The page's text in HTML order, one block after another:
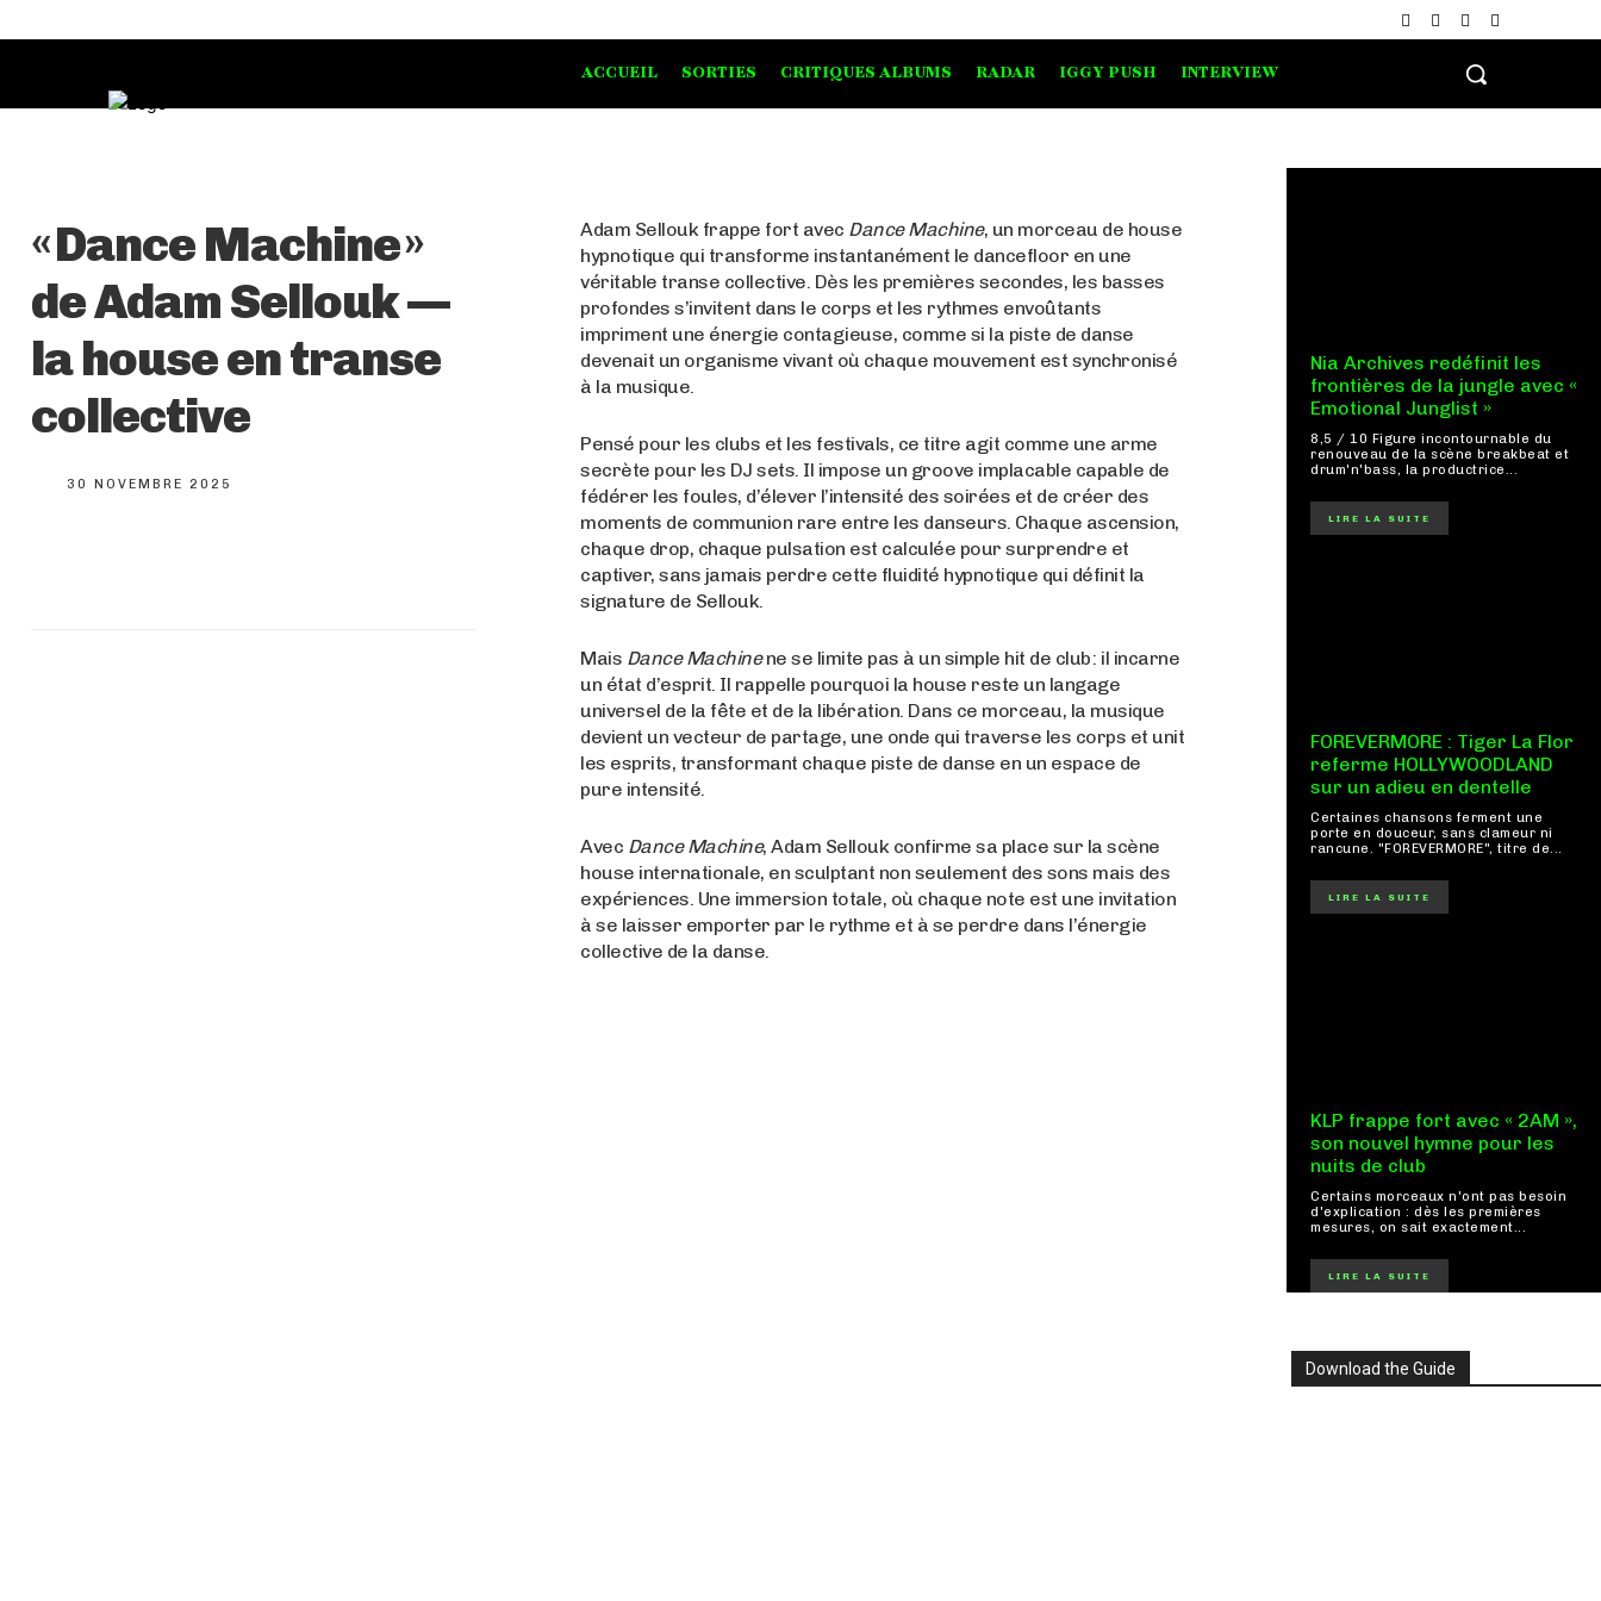
ACCUEIL SORTIES CRITIQUES ALBUMS RADAR IGGY PUSH INTERVIEW
« Dance Machine »
de Adam Sellouk —
la house en transe
collective
30 NOVEMBRE 2025
Adam Sellouk frappe fort avec Dance Machine, un morceau de house
hypnotique qui transforme instantanément le dancefloor en une
véritable transe collective. Dès les premières secondes, les basses
profondes s’invitent dans le corps et les rythmes envoûtants
impriment une énergie contagieuse, comme si la piste de danse
devenait un organisme vivant où chaque mouvement est synchronisé
à la musique.
Pensé pour les clubs et les festivals, ce titre agit comme une arme
secrète pour les DJ sets. Il impose un groove implacable capable de
fédérer les foules, d’élever l’intensité des soirées et de créer des
moments de communion rare entre les danseurs. Chaque ascension,
chaque drop, chaque pulsation est calculée pour surprendre et
captiver, sans jamais perdre cette fluidité hypnotique qui définit la
signature de Sellouk.
Mais Dance Machinene se limite pas à un simple hit de club : il incarne
un état d’esprit. Il rappelle pourquoi la house reste un langage
universel de la fête et de la libération. Dans ce morceau, la musique
devient un vecteur de partage, une onde qui traverse les corps et unit
les esprits, transformant chaque piste de danse en un espace de
pure intensité.
Avec Dance Machine, Adam Sellouk confirme sa place sur la scène
house internationale, en sculptant non seulement des sons mais des
expériences. Une immersion totale, où chaque note est une invitation
à se laisser emporter par le rythme et à se perdre dans l’énergie
collective de la danse.
Nia Archives redéfinit les
frontières de la jungle avec «
Emotional Junglist »
8,5 / 10 Figure incontournable du
renouveau de la scène breakbeat et
drum'n'bass, la productrice...
LIRE LA SUITE
FOREVERMORE : Tiger La Flor
referme HOLLYWOODLAND
sur un adieu en dentelle
Certaines chansons ferment une
porte en douceur, sans clameur ni
rancune. "FOREVERMORE", titre de...
LIRE LA SUITE
KLP frappe fort avec « 2AM »,
son nouvel hymne pour les
nuits de club
Certains morceaux n'ont pas besoin
d'explication : dès les premières
mesures, on sait exactement...
LIRE LA SUITE
Download the Guide